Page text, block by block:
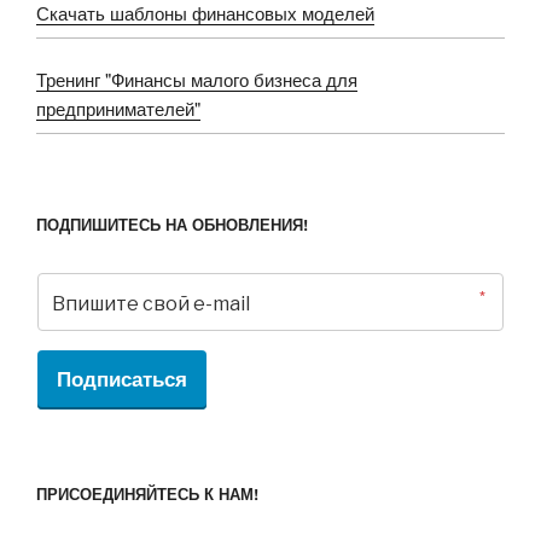
Скачать шаблоны финансовых моделей
Тренинг "Финансы малого бизнеса для
предпринимателей"
ПОДПИШИТЕСЬ НА ОБНОВЛЕНИЯ!
*
Подписаться
ПРИСОЕДИНЯЙТЕСЬ К НАМ!